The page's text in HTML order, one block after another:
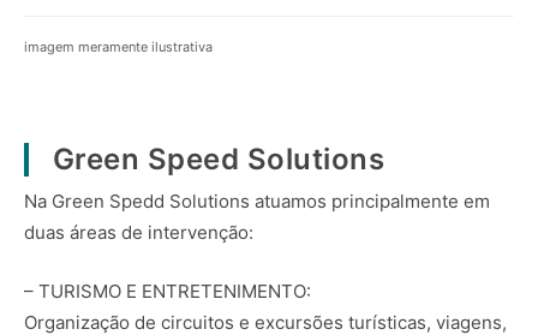
imagem meramente ilustrativa
Green Speed Solutions
Na Green Spedd Solutions atuamos principalmente em
duas áreas de intervenção:
– TURISMO E ENTRETENIMENTO:
Organização de circuitos e excursões turísticas, viagens,